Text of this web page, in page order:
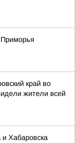
Приморья
край во
жители всей
Хабаровска